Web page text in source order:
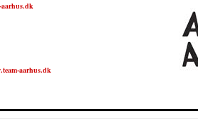
aarhus.dk
aarhus.dk